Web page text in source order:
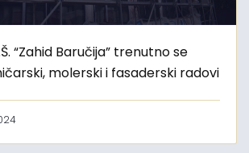
“Zahid Baručija” trenutno se
molerski i fasaderski radovi